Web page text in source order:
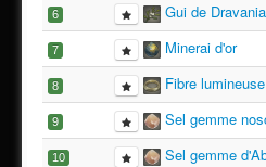
[アダマン鉱]との差が広いのは
2.X時代では、[園芸師]が採集
らを見て、[園芸]はともかく[採
3.Xでは、[茶葉]や[原木]を使用
6 Gui de Dravania
7 Minerai d'or
8 Fibre lumineuse
9 Sel gemme
10 Sel gemme